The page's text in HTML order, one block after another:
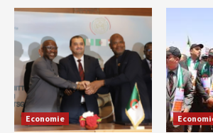
Economie